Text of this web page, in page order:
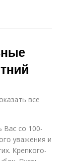
все
Вас со 100-
уважения и
Крепкого-